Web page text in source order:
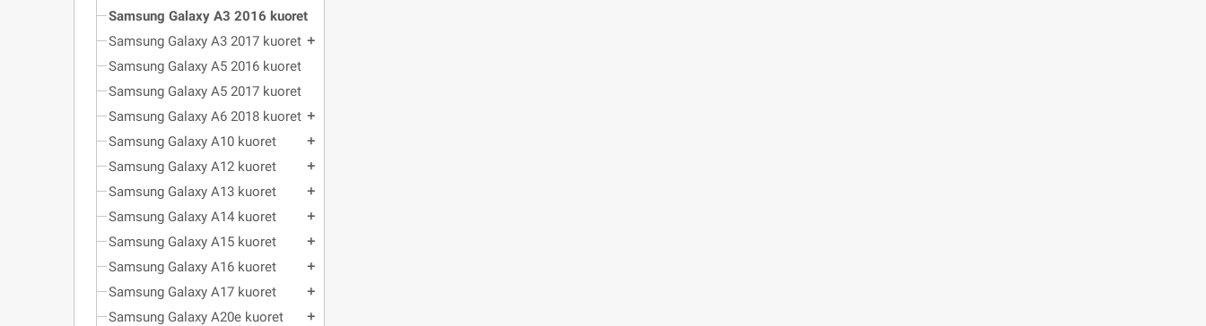
Samsung Galaxy A3 2016 kuoret
Samsung Galaxy A3 2017 kuoret add
Samsung Galaxy A5 2016 kuoret
Samsung Galaxy A5 2017 kuoret
Samsung Galaxy A6 2018 kuoret add
Samsung Galaxy A10 kuoret add
Samsung Galaxy A12 kuoret add
Samsung Galaxy A13 kuoret add
Samsung Galaxy A14 kuoret add
Samsung Galaxy A15 kuoret add
Samsung Galaxy A16 kuoret add
Samsung Galaxy A17 kuoret add
Samsung Galaxy A20e kuoret add